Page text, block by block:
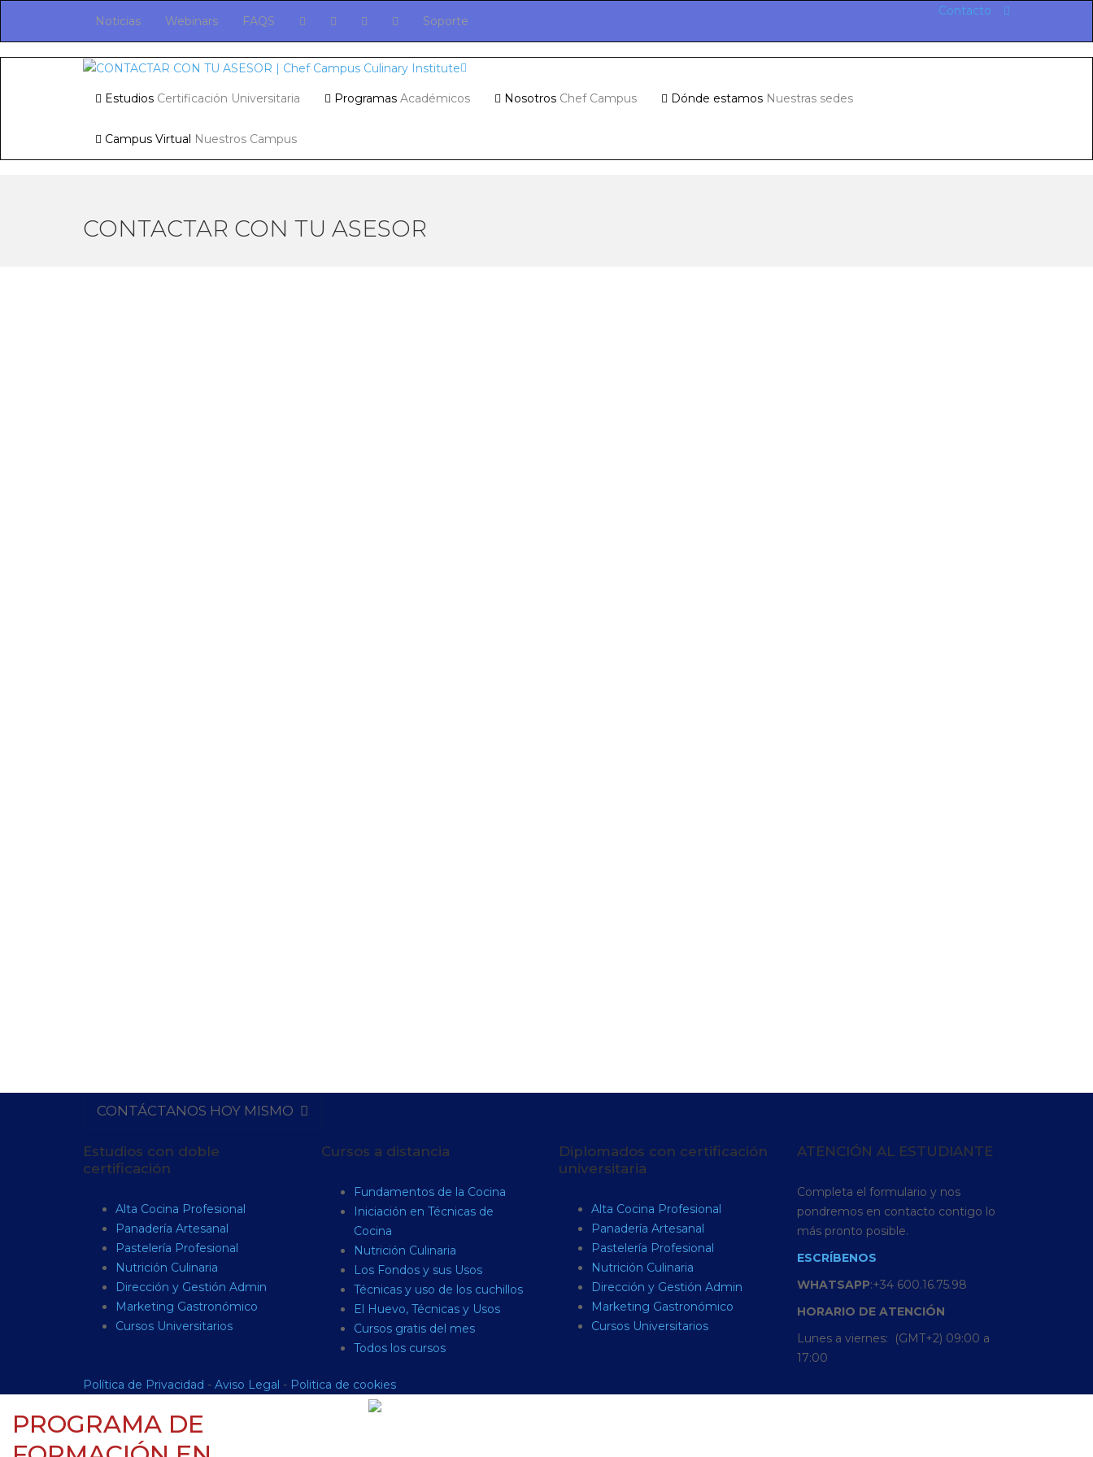
Noticias Webinars FAQS Soporte
Contacto
Estudios Certificación Universitaria Programas Académicos Nosotros Chef Campus Dónde estamos Nuestras sedes
Campus Virtual Nuestros Campus
CONTACTAR CON TU ASESOR
CONTÁCTANOS HOY MISMO
Estudios con doble
certificación
Alta Cocina Profesional
Panadería Artesanal
Pastelería Profesional
Nutrición Culinaria
Dirección y Gestión Admin
Marketing Gastronómico
Cursos Universitarios
Cursos a distancia
Fundamentos de la Cocina
Iniciación en Técnicas de
Cocina
Nutrición Culinaria
Los Fondos y sus Usos
Técnicas y uso de los cuchillos
El Huevo, Técnicas y Usos
Cursos gratis del mes
Todos los cursos
Diplomados con certificación
universitaria
Alta Cocina Profesional
Panadería Artesanal
Pastelería Profesional
Nutrición Culinaria
Dirección y Gestión Admin
Marketing Gastronómico
Cursos Universitarios
ATENCIÓN AL ESTUDIANTE
Completa el formulario y nos
pondremos en contacto contigo lo
más pronto posible.
ESCRÍBENOS
WHATSAPP:+34 600.16.75.98
HORARIO DE ATENCIÓN
Lunes a viernes: (GMT+2) 09:00 a
17:00
Política de Privacidad - Aviso Legal - Politica de cookies
PROGRAMA DE